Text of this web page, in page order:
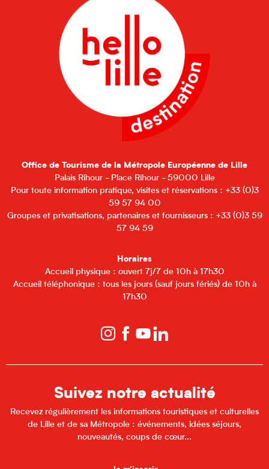
Office de Tourisme de la Métropole Européenne de Lille
Palais Rihour - Place Rihour - 59000 Lille
Pour toute information pratique, visites et réservations : +33 (0)3
59 57 94 00
Groupes et privatisations, partenaires et fournisseurs : +33 (0)3 59
57 94 59
Horaires
Accueil physique : ouvert 7j/7 de 10h à 17h30
Accueil téléphonique : tous les jours (sauf jours fériés) de 10h à
17h30
Suivez notre actualité
Recevez régulièrement les informations touristiques et culturelles
de Lille et de sa Métropole : événements, idées séjours,
nouveautés, coups de cœur...